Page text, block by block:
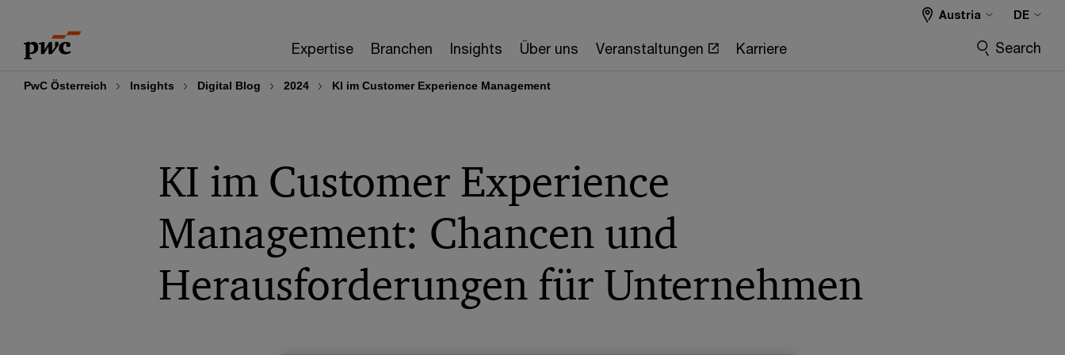
content
footer
Expertise Branchen Insights Über uns Veranstaltungen Karriere
Austria DE
Search
PwC Österreich Insights Digital Blog 2024 KI im Customer Experience Management
KI im Customer Experience
Management: Chancen und
Herausforderungen für Unternehmen